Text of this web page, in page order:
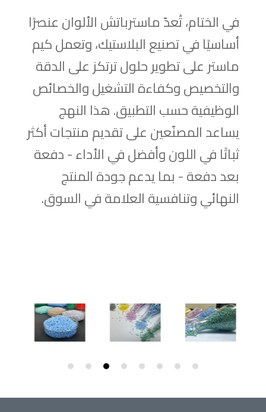
في الختام، تُعدّ ماسترباتش الألوان عنصرًا
أساسيًا في تصنيع البلاستيك، وتعمل كيم
ماستر على تطوير حلول ترتكز على الدقة
والتخصيص وكفاءة التشغيل والخصائص
الوظيفية حسب التطبيق. هذا النهج
يساعد المصنّعين على تقديم منتجات أكثر
ثباتًا في اللون وأفضل في الأداء - دفعة
بعد دفعة - بما يدعم جودة المنتج
النهائي وتنافسية العلامة في السوق.